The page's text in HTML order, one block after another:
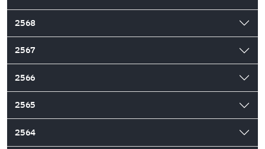
2568
2567
2566
2565
2564